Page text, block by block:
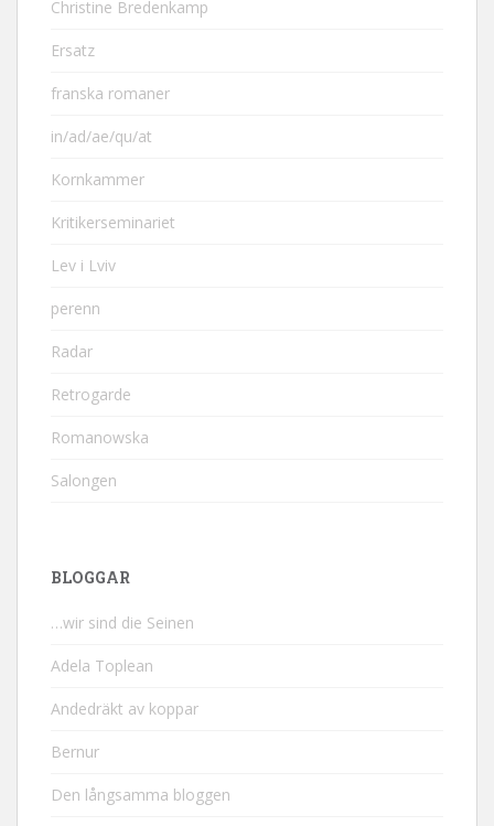
Christine Bredenkamp
Ersatz
franska romaner
in/ad/ae/qu/at
Kornkammer
Kritikerseminariet
Lev i Lviv
perenn
Radar
Retrogarde
Romanowska
Salongen
BLOGGAR
…wir sind die Seinen
Adela Toplean
Andedräkt av koppar
Bernur
Den långsamma bloggen